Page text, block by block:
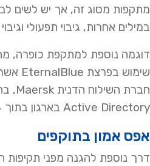
מתקפות מסוג זה, אך יש לשים
במילים אחרות, גיבוי תפעולי
Active Directory בארגון בתוך 24 שעות אין לך אפשרות לתקן אף פגע אחר בארגון.
אפס אמון בתוקפים